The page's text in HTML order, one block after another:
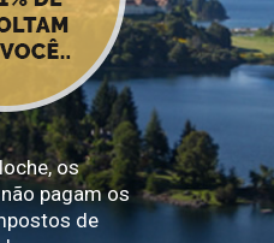
os
pagam os
de